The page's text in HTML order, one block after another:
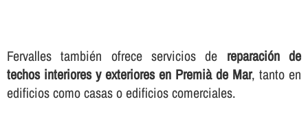
Fervalles también ofrece servicios de reparación de
techos interiores y exteriores en Premià de Mar, tanto en
edificios como casas o edificios comerciales.